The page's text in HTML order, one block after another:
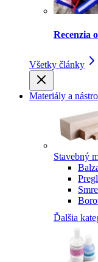
Recenzia
Všetky články
Materiály a
Stavebný
Ďalšia